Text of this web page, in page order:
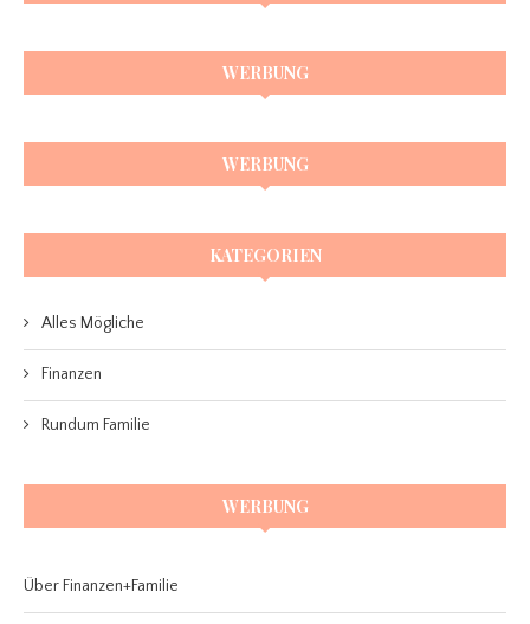
WERBUNG
WERBUNG
KATEGORIEN
Alles Mögliche
Finanzen
Rundum Familie
WERBUNG
Über Finanzen+Familie